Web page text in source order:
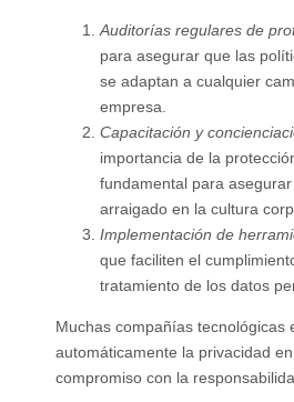
Auditorías regulares de
para asegurar que las
se adaptan a cualquier
empresa.
Capacitación y
importancia de la
fundamental para
arraigado en la cultura
Implementación de
que faciliten el
tratamiento de los datos
Muchas compañías tecnológicas
automáticamente la privacidad
compromiso con la